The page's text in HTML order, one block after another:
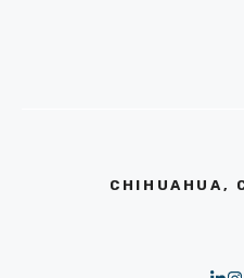
CHIHUAHUA,